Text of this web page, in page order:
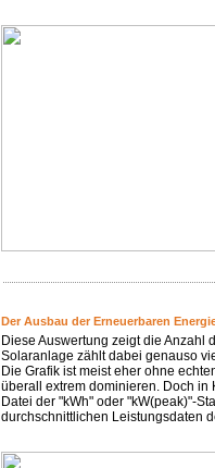
Der Ausbau der Erneuerbaren
Diese Auswertung zeigt die Anzahl
Solaranlage zählt dabei genauso
Die Grafik ist meist eher ohne
überall extrem dominieren. Doch in
Datei der "kWh" oder "kW(peak)"-
durchschnittlichen Leistungsdaten